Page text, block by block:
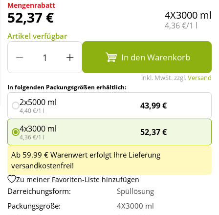
Sanitätshaus
Sport & Fitness
Wellness
Mengenrabatt
52,37 € 4X3000 ml
Grundpreis:
4,36 €/1 l
Artikel verfügbar
In den Warenkorb
inkl. MwSt. zzgl.Versand
In folgenden Packungsgrößen erhältlich:
2x5000 ml
4,40 €/1 l 43,99 €
4x3000 ml
4,36 €/1 l 52,37 €
Ab 59.99 € Warenwert erfolgt Ihre Lieferung
versandkostenfrei!
Zu meiner Favoriten-Liste hinzufügen
Darreichungsform:
Spüllösung
Packungsgröße:
4X3000 ml